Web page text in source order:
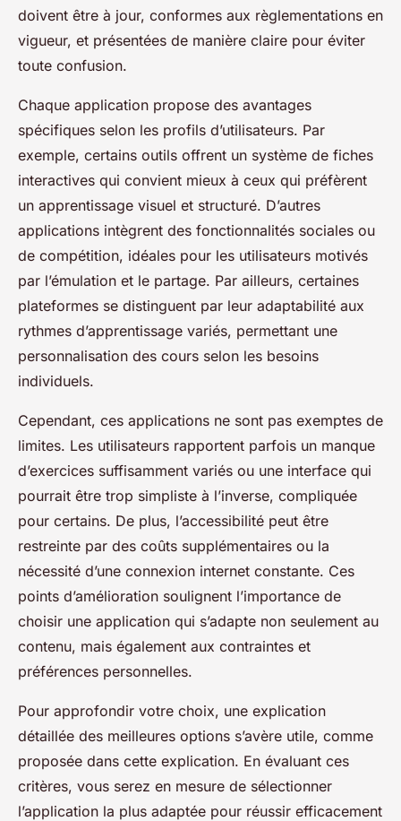
doivent être à jour, conformes aux règlementations en
vigueur, et présentées de manière claire pour éviter
toute confusion.
Chaque application propose des avantages
spécifiques selon les profils d’utilisateurs. Par
exemple, certains outils offrent un système de fiches
interactives qui convient mieux à ceux qui préfèrent
un apprentissage visuel et structuré. D’autres
applications intègrent des fonctionnalités sociales ou
de compétition, idéales pour les utilisateurs motivés
par l’émulation et le partage. Par ailleurs, certaines
plateformes se distinguent par leur adaptabilité aux
rythmes d’apprentissage variés, permettant une
personnalisation des cours selon les besoins
individuels.
Cependant, ces applications ne sont pas exemptes de
limites. Les utilisateurs rapportent parfois un manque
d’exercices suffisamment variés ou une interface qui
pourrait être trop simpliste à l’inverse, compliquée
pour certains. De plus, l’accessibilité peut être
restreinte par des coûts supplémentaires ou la
nécessité d’une connexion internet constante. Ces
points d’amélioration soulignent l’importance de
choisir une application qui s’adapte non seulement au
contenu, mais également aux contraintes et
préférences personnelles.
Pour approfondir votre choix, une explication
détaillée des meilleures options s’avère utile, comme
proposée dans cette explication. En évaluant ces
critères, vous serez en mesure de sélectionner
l’application la plus adaptée pour réussir efficacement